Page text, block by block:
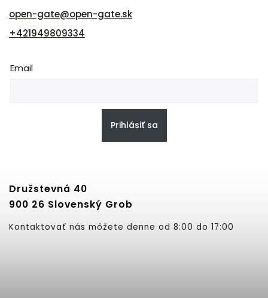
open-gate@open-gate.sk
+421949809334
Email
Prihlásiť sa
Družstevná 40
900 26 Slovenský Grob
Kontaktovať nás môžete denne od 8:00 do 17:00